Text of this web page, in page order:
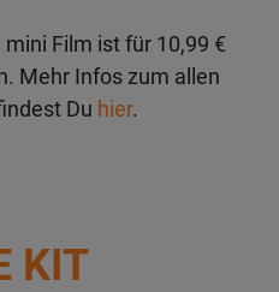
Film ist für 10,99 €
Mehr Infos zum allen
Du hier.
KIT